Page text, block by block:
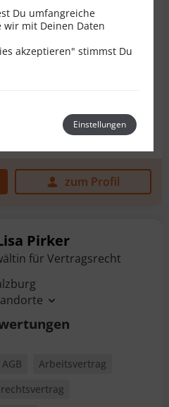
zum Profil
Pirker
für Vertragsrecht
AGB
Arbeitsvertrag
Du umfangreiche
mit Deinen Daten
akzeptieren" stimmst Du
Einstellungen